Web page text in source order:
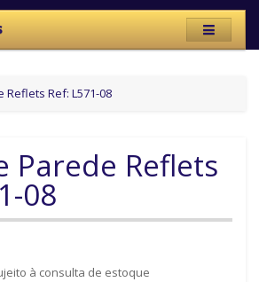
Ref: L571-08
Parede Reflets
08
à consulta de estoque